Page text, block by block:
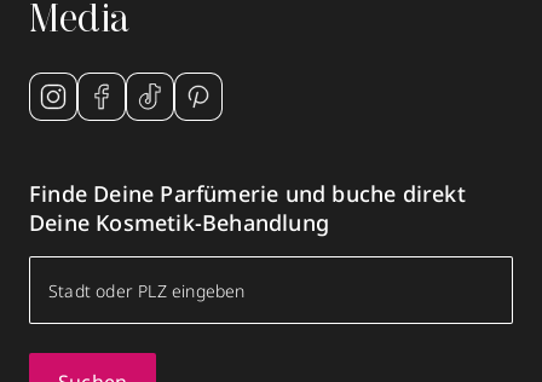
Media
Finde Deine Parfümerie und buche direkt
Deine Kosmetik-Behandlung